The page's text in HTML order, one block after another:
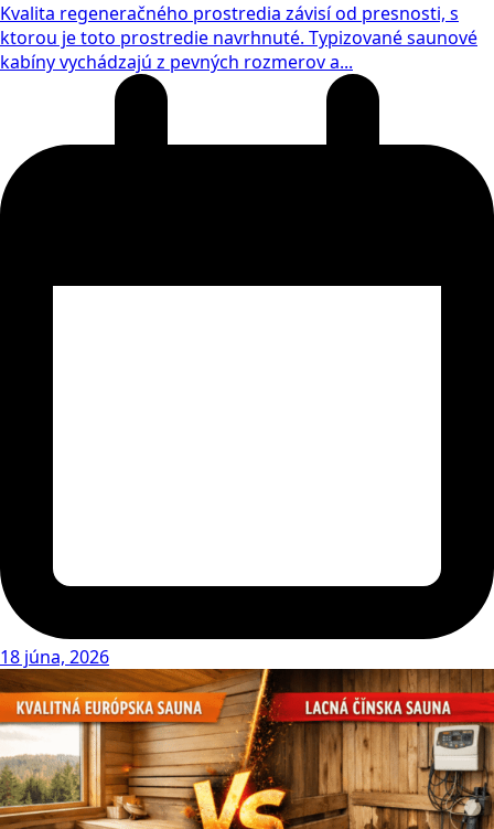
Kvalita regeneračného prostredia závisí od presnosti, s
ktorou je toto prostredie navrhnuté. Typizované saunové
kabíny vychádzajú z pevných rozmerov a...
18 júna, 2026